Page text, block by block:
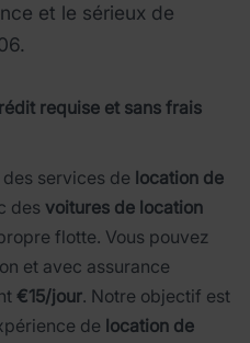
et le sérieux de
requise et sans frais
services de location de
des voitures de location
flotte. Vous pouvez
et avec assurance
€15/jour. Notre objectif est
de location de